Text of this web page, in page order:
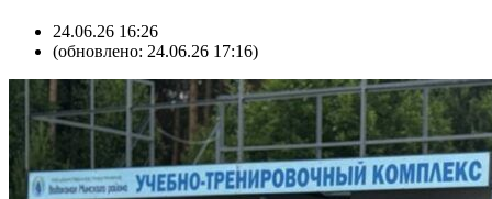
24.06.26 16:26
(обновлено: 24.06.26 17:16)